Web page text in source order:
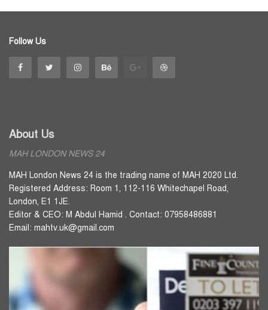
Follow Us
About Us
MAH LONDON NEWS 24
MAH London News 24 is the trading name of MAH 2020 Ltd.
Registered Address: Room 1, 112-116 Whitechapel Road,
London, E1 1JE.
Editor & CEO: M Abdul Hamid . Contact: 07958486881
Email: mahtv.uk@gmail.com